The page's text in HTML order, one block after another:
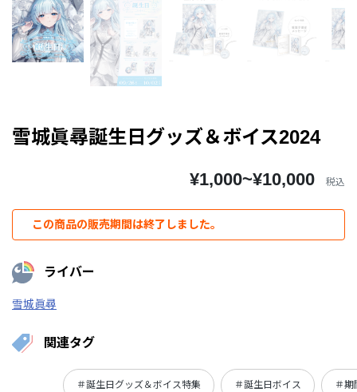
雪城眞尋誕生日グッズ＆ボイス2024
¥1,000~¥10,000 税込
この商品の販売期間は終了しました。
ライバー
雪城眞尋
関連タグ
＃誕生日グッズ＆ボイス特集 ＃誕生日ボイス ＃期